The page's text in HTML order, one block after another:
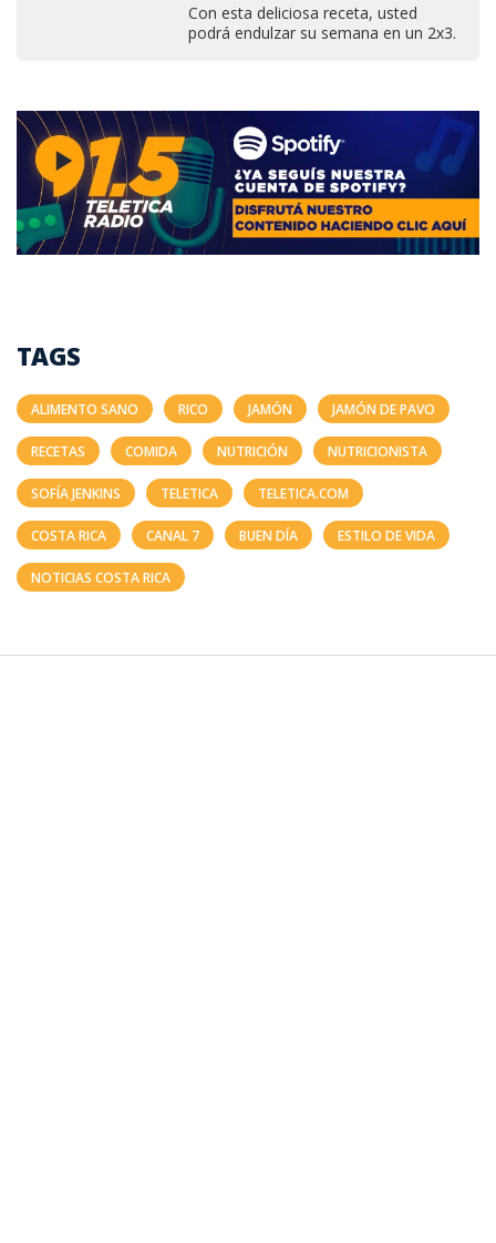
Con esta deliciosa receta, usted
podrá endulzar su semana en un 2x3.
TAGS
ALIMENTO SANO RICO JAMÓN JAMÓN DE PAVO
RECETAS COMIDA NUTRICIÓN NUTRICIONISTA
SOFÍA JENKINS TELETICA TELETICA.COM
COSTA RICA CANAL 7 BUEN DÍA ESTILO DE VIDA
NOTICIAS COSTA RICA